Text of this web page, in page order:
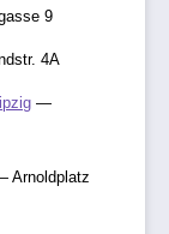
9
4A
—
Arnoldplatz